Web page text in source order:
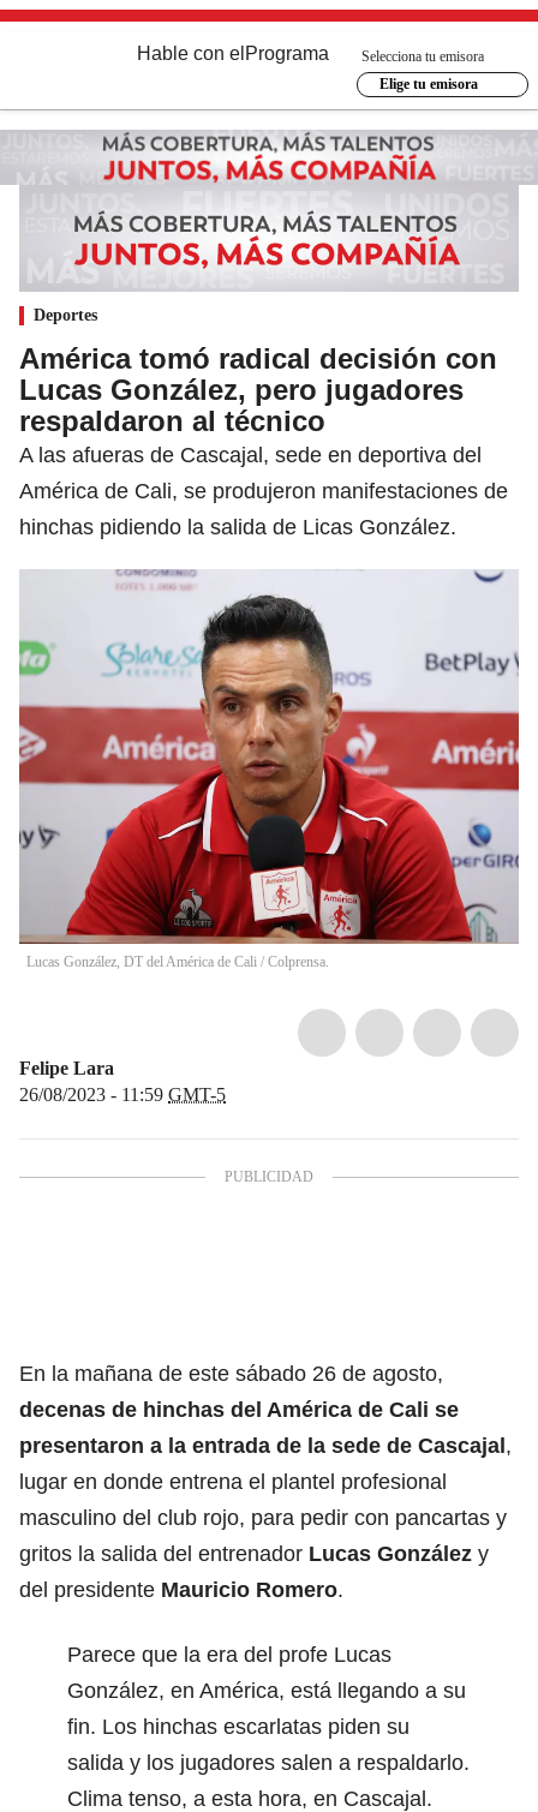
Hable con el Programa
Selecciona tu emisora
Elige tu emisora
Deportes
América tomó radical decisión con
Lucas González, pero jugadores
respaldaron al técnico
A las afueras de Cascajal, sede en deportiva del
América de Cali, se produjeron manifestaciones de
hinchas pidiendo la salida de Licas González.
Lucas González, DT del América de Cali / Colprensa.
Felipe Lara
26/08/2023 - 11:59 GMT-5
En la mañana de este sábado 26 de agosto,
decenas de hinchas del América de Cali se
presentaron a la entrada de la sede de Cascajal,
lugar en donde entrena el plantel profesional
masculino del club rojo, para pedir con pancartas y
gritos la salida del entrenador Lucas González y
del presidente Mauricio Romero.
Parece que la era del profe Lucas
González, en América, está llegando a su
fin. Los hinchas escarlatas piden su
salida y los jugadores salen a respaldarlo.
Clima tenso, a esta hora, en Cascajal.